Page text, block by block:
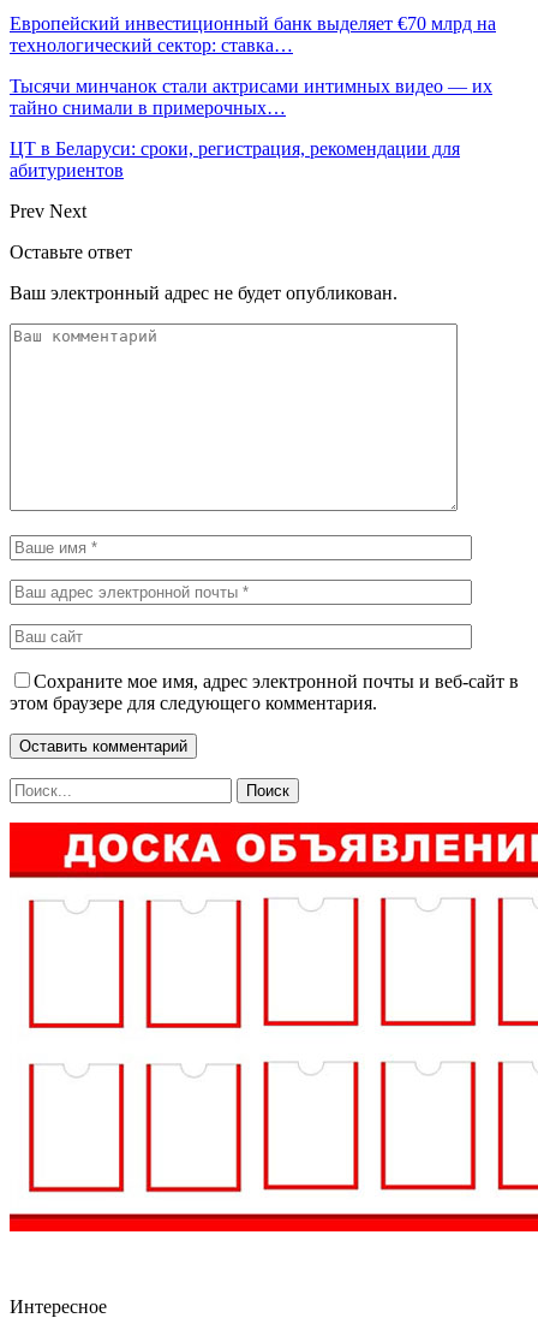
Европейский инвестиционный банк выделяет €70 млрд на
технологический сектор: ставка…
Тысячи минчанок стали актрисами интимных видео — их
тайно снимали в примерочных…
ЦТ в Беларуси: сроки, регистрация, рекомендации для
абитуриентов
Prev Next
Оставьте ответ
Ваш электронный адрес не будет опубликован.
Сохраните мое имя, адрес электронной почты и веб-сайт в
этом браузере для следующего комментария.
Интересное